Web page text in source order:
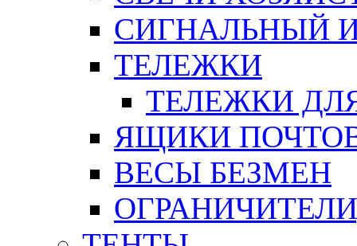
СИГНАЛЬНЫЙ
ТЕЛЕЖКИ
ТЕЛЕЖКИ
ЯЩИКИ
ВЕСЫ БЕЗМЕН